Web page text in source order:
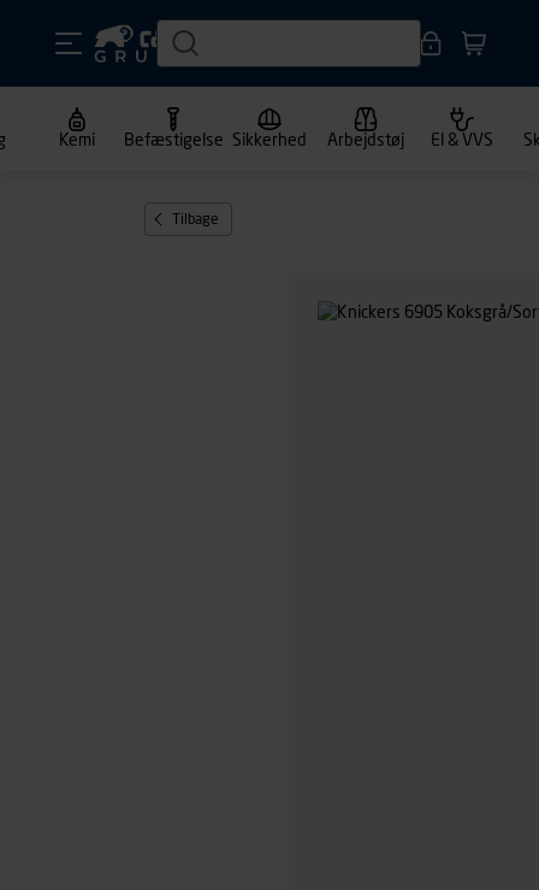
Kemi Befæstigelse Sikkerhed Arbejdstøj El & VVS
Tilbage